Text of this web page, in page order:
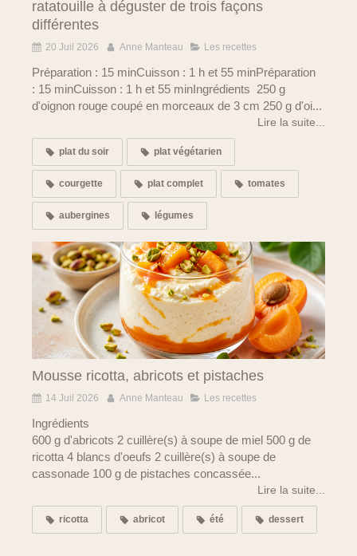
ratatouille à déguster de trois façons
différentes
20 Juil 2026 Anne Manteau Les recettes
Préparation : 15 minCuisson : 1 h et 55 minPréparation
: 15 minCuisson : 1 h et 55 minIngrédients 250 g
d'oignon rouge coupé en morceaux de 3 cm 250 g d'oi...
Lire la suite...
plat du soir plat végétarien
courgette plat complet tomates
aubergines légumes
Mousse ricotta, abricots et pistaches
14 Juil 2026 Anne Manteau Les recettes
Ingrédients
600 g d'abricots 2 cuillère(s) à soupe de miel 500 g de
ricotta 4 blancs d'oeufs 2 cuillère(s) à soupe de
cassonade 100 g de pistaches concassée...
Lire la suite...
ricotta abricot été dessert